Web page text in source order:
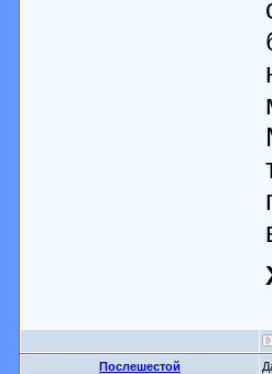
Послешестой